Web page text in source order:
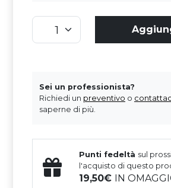
Sei un professionista?
Richiedi un preventivo o
saperne di più.
Punti fedeltà sul
l'acquisto di questo
19,50 IN